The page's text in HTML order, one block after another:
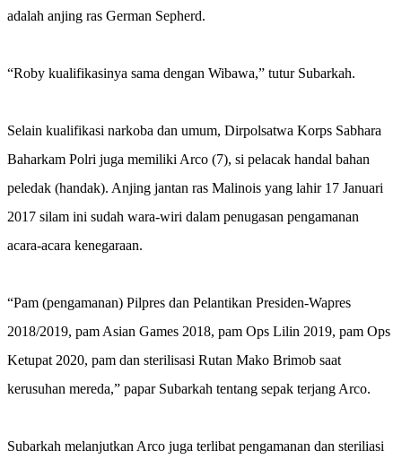
adalah anjing ras German Sepherd.
“Roby kualifikasinya sama dengan Wibawa,” tutur Subarkah.
Selain kualifikasi narkoba dan umum, Dirpolsatwa Korps Sabhara
Baharkam Polri juga memiliki Arco (7), si pelacak handal bahan
peledak (handak). Anjing jantan ras Malinois yang lahir 17 Januari
2017 silam ini sudah wara-wiri dalam penugasan pengamanan
acara-acara kenegaraan.
“Pam (pengamanan) Pilpres dan Pelantikan Presiden-Wapres
2018/2019, pam Asian Games 2018, pam Ops Lilin 2019, pam Ops
Ketupat 2020, pam dan sterilisasi Rutan Mako Brimob saat
kerusuhan mereda,” papar Subarkah tentang sepak terjang Arco.
Subarkah melanjutkan Arco juga terlibat pengamanan dan steriliasi